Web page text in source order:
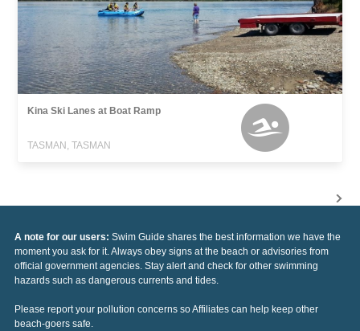
Kina Ski Lanes at Boat Ramp
TASMAN, TASMAN
A note for our users: Swim Guide shares the best information we have the
moment you ask for it. Always obey signs at the beach or advisories from
official government agencies. Stay alert and check for other swimming
hazards such as dangerous currents and tides.
Please report your pollution concerns so Affiliates can help keep other
beach-goers safe.